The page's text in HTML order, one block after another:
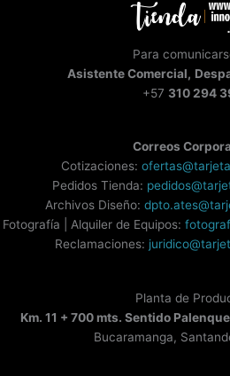
Para
AsistenteComercial,
+57 310 294
Correos
Cotizaciones:
Pedidos Tienda:
Archivos Diseño:
Fotografía | Alquiler de Equipos:
Reclamaciones:
Planta de
Km. 11 + 700 mts. Sentido
Bucaramanga,